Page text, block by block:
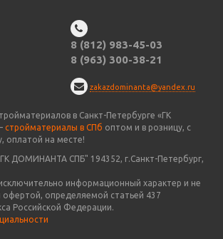
8 (812) 983-45-03
8 (963) 300-38-21
zakazdominanta@yandex.ru
в Санкт-Петербурге «ГК
стройматериалы в СПб оптом и в розницу, с
оплатой на месте!
ГК ДОМИНАНТА СПБ" 194352, г.Санкт-Петербург,
информационный характер и не
офертой, определяемой статьей 437
Российской Федерации.